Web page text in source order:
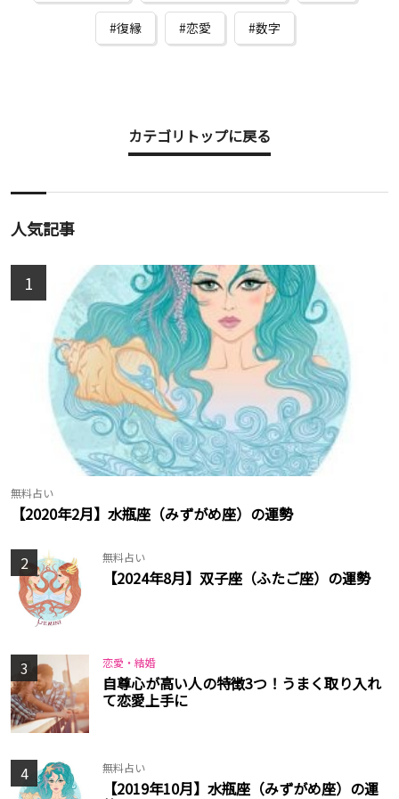
復縁 恋愛 数字
カテゴリトップに戻る
人気記事
1
無料占い
【2020年2月】水瓶座（みずがめ座）の運勢
2 無料占い
【2024年8月】双子座（ふたご座）の運勢
3 恋愛・結婚
自尊心が高い人の特徴3つ！うまく取り入れ
て恋愛上手に
4 無料占い
【2019年10月】水瓶座（みずがめ座）の運